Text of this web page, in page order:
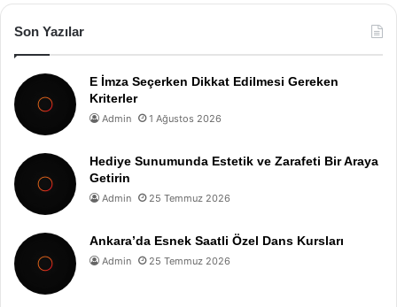
Son Yazılar
E İmza Seçerken Dikkat Edilmesi Gereken
Kriterler
Admin 1 Ağustos 2026
Hediye Sunumunda Estetik ve Zarafeti Bir Araya
Getirin
Admin 25 Temmuz 2026
Ankara’da Esnek Saatli Özel Dans Kursları
Admin 25 Temmuz 2026